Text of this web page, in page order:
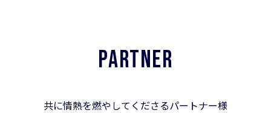
PARTNER
共に情熱を燃やしてくださるパートナー様